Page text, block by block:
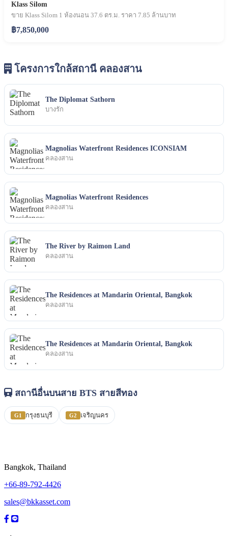
Klass Silom
ขาย Klass Silom 1 ห้องนอน 37.6 ตร.ม. ราคา 7.85 ล้านบาท
฿7,850,000
โครงการใกล้สถานี คลองสาน
The Diplomat Sathorn
บางรัก
Magnolias Waterfront Residences ICONSIAM
คลองสาน
Magnolias Waterfront Residences
คลองสาน
The River by Raimon Land
คลองสาน
The Residences at Mandarin Oriental, Bangkok
คลองสาน
The Residences at Mandarin Oriental, Bangkok
คลองสาน
สถานีอื่นบนสาย BTS สายสีทอง
G1 กรุงธนบุรี G2 เจริญนคร
Bangkok, Thailand
+66-89-792-4426
sales@bkkasset.com